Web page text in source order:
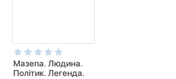
Мазепа. Людина.
Політик. Легенда.